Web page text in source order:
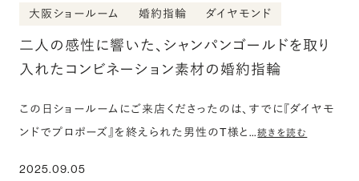
大阪ショールーム 婚約指輪 ダイヤモンド
二人の感性に響いた、シャンパンゴールドを取り
入れたコンビネーション素材の婚約指輪
この日ショールームにご来店くださったのは、すでに『ダイヤモ
ンドでプロポーズ』を終えられた男性のT様と…続きを読む
2025.09.05